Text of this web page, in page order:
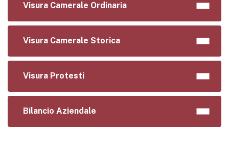
Visura Camerale Ordinaria
Visura Camerale Storica
Visura Protesti
Bilancio Aziendale